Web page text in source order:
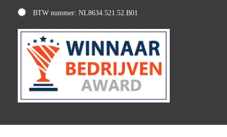
BTW nummer: NL8634.521.52.B01